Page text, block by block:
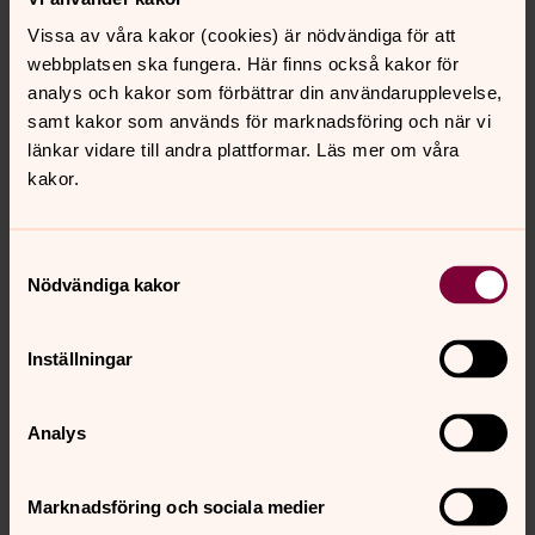
Vissa av våra kakor (cookies) är nödvändiga för att
webbplatsen ska fungera. Här finns också kakor för
analys och kakor som förbättrar din användarupplevelse,
samt kakor som används för marknadsföring och när vi
länkar vidare till andra plattformar. Läs mer om våra
kakor.
Nödvändiga kakor
Inställningar
Analys
Marknadsföring och sociala medier
Peter Wigren
Församlingspedagog, Vadstena och Dals
församlingar
Direkt:0143-29864Mobil:0730-789344
Församlingassistent, Vadstena och Dals
E-post:ester.ericsson@svenskakyrkan.se